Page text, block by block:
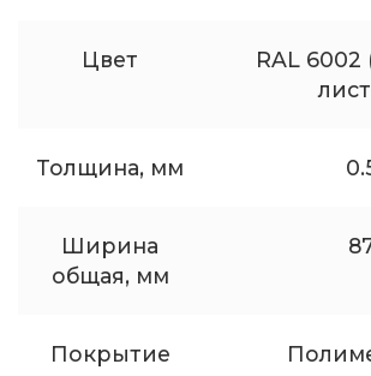
Цвет
RAL 6002
Толщина, мм
Ширина
общая, мм
Покрытие